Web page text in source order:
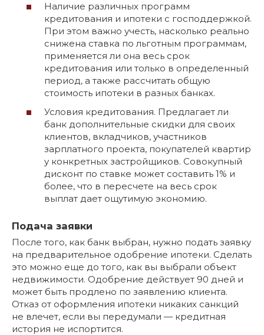
Наличие различных программ
кредитования и ипотеки с господдержкой.
При этом важно учесть, насколько реально
снижена ставка по льготным программам,
применяется ли она весь срок
кредитования или только в определенный
период, а также рассчитать общую
стоимость ипотеки в разных банках.
Условия кредитования. Предлагает ли
банк дополнительные скидки для своих
клиентов, вкладчиков, участников
зарплатного проекта, покупателей квартир
у конкретных застройщиков. Совокупный
дисконт по ставке может составить 1% и
более, что в пересчете на весь срок
выплат дает ощутимую экономию.
Подача заявки
После того, как банк выбран, нужно подать заявку
на предварительное одобрение ипотеки. Сделать
это можно еще до того, как вы выбрали объект
недвижимости. Одобрение действует 90 дней и
может быть продлено по заявлению клиента.
Отказ от оформления ипотеки никаких санкций
не влечет, если вы передумали — кредитная
история не испортится.